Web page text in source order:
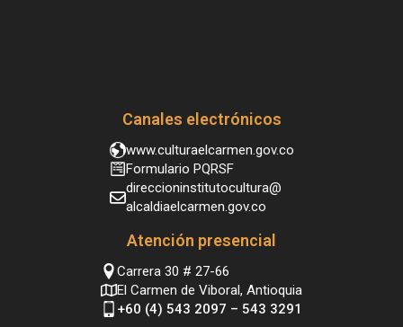
Canales electrónicos
www.culturaelcarmen.gov.co
Formulario PQRSF
direccioninstitutocultura@
alcaldiaelcarmen.gov.co
Atención presencial
Carrera 30 # 27-66
El Carmen de Viboral, Antioquia
+60 (4) 543 2097 – 543 3291